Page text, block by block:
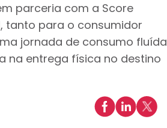
parceria com a Score
tanto para o consumidor
jornada de consumo fluída
na entrega física no destino